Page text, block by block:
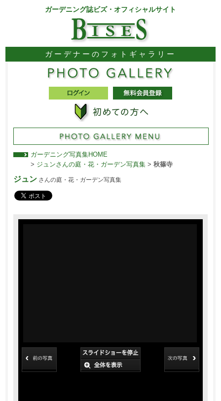
ガーデニング誌ビズ・オフィシャルサイト
ガーデナーのフォトギャラリー
ガーデニング写真集HOME
> ジュンさんの庭・花・ガーデン写真集> 秋篠寺
ジュンさんの庭・花・ガーデン写真集